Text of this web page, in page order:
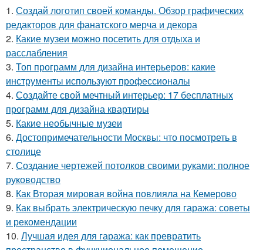
1. Создай логотип своей команды. Обзор графических
редакторов для фанатского мерча и декора
2. Какие музеи можно посетить для отдыха и
расслабления
3. Топ программ для дизайна интерьеров: какие
инструменты используют профессионалы
4. Создайте свой мечтный интерьер: 17 бесплатных
программ для дизайна квартиры
5. Какие необычные музеи
6. Достопримечательности Москвы: что посмотреть в
столице
7. Создание чертежей потолков своими руками: полное
руководство
8. Как Вторая мировая война повлияла на Кемерово
9. Как выбрать электрическую печку для гаража: советы
и рекомендации
10. Лучшая идея для гаража: как превратить